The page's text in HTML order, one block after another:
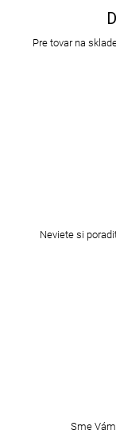
Pre tovar na
Neviete si
Sme